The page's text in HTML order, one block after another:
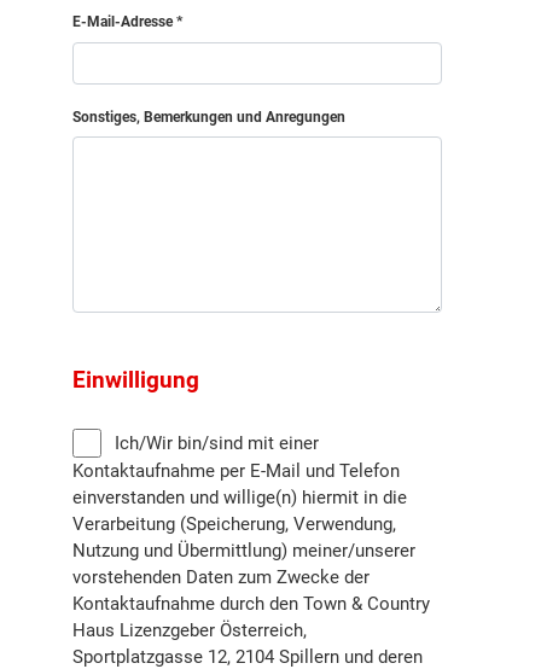
E-Mail-Adresse
Sonstiges, Bemerkungen und Anregungen
Einwilligung
Kontaktaufnahme per E-Mail und Telefon
einverstanden und willige(n) hiermit in die
Verarbeitung (Speicherung, Verwendung,
Nutzung und Übermittlung) meiner/unserer
vorstehenden Daten zum Zwecke der
Kontaktaufnahme durch den Town & Country
Haus Lizenzgeber Österreich,
Sportplatzgasse 12, 2104 Spillern und deren